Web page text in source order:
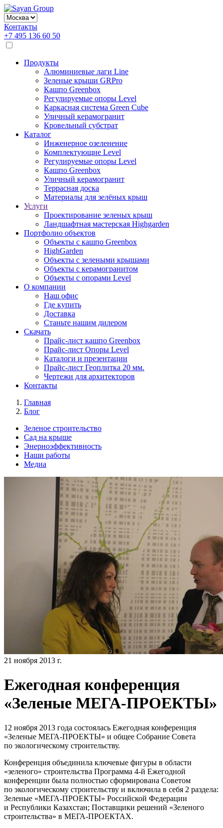
Контакты
+7 495 136 60 50
Продукты
Алюминиевые лаги Line
Зеленые крыши GRPro
Кашпо Greenbox
Регулируемые опоры Level
Каркасная система Green Cube
Уличный керамогранит
Кровельный субстрат
Каталог
Инженерное озеленение
Комплектующие Level
Регулируемые опоры Level
Кашпо Greenbox
Уличный керамогранит
Террасная доска
Материалы для зелёных крыш
Услуги
Проектирование зеленых крыш
Ландшафтная мастерская Highgarden
Портфолио объектов
Объекты с кашпо Greenbox
HighGarden
Объекты с зелеными крышами
Объекты с керамогранитом
Объекты с опорами Level
О компании
Наш офис
Где купить
Доставка
Станьте нашим дилером
Скачать
Прайс-лист кашпо Greenbox
Прайс-лист Опоры Level
Каталоги и презентации
Прайс-лист Геоплитка 20 мм.
Чертежи для архитекторов
Контакты
Главная
Блог
Зеленое строительство
Сад на крыше
Энерноэффективность
Наши работы
Медиа
21 ноября 2013 г.
Ежегодная конференция
«Зеленые МЕГА-ПРОЕКТЫ»
12 ноября 2013 года состоялась Ежегодная конференция
«Зеленые МЕГА-ПРОЕКТЫ» и общее Собрание Совета
по экологическому строительству.
Конференция объединила ключевые фигуры в области
«зеленого» строительства Программа 4-й Ежегодной
конференции была полностью сформирована Советом
по экологическому строительству и включила в себя 2 раздела:
Зеленые «МЕГА-ПРОЕКТЫ» Российской Федерации
и Республики Казахстан; Поставщики решений «Зеленого
строительства» в МЕГА-ПРОЕКТАХ.